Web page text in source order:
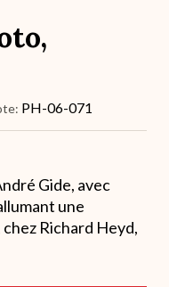
PH-06-071
Gide, avec
une
Richard Heyd,